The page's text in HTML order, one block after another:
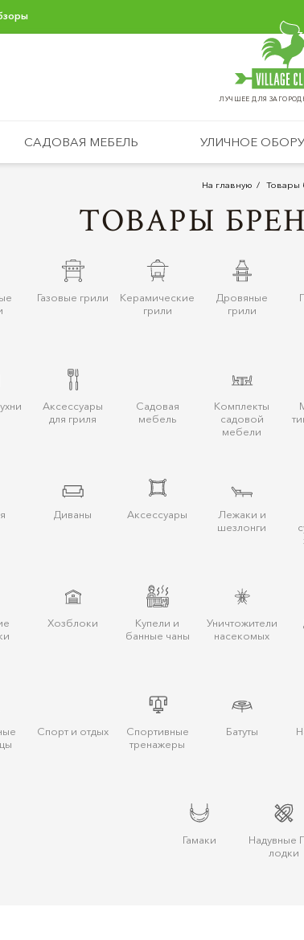
ЛУЧШЕЕ ДЛЯ
САДОВАЯ МЕБЕЛЬ УЛИЧНОЕ
На главную Товары
ТОВАРЫ
Газовые грили
Керамические
грили
Дровяные
грили
Аксессуары
для гриля
Садовая
мебель
Комплекты
садовой
мебели
Диваны Аксессуары
Лежаки и
шезлонги
Хозблоки
Купели и
банные чаны
Уничтожители
насекомых
Спорт и отдых
Спортивные
тренажеры
Батуты
Гамаки
Надувные
лодки